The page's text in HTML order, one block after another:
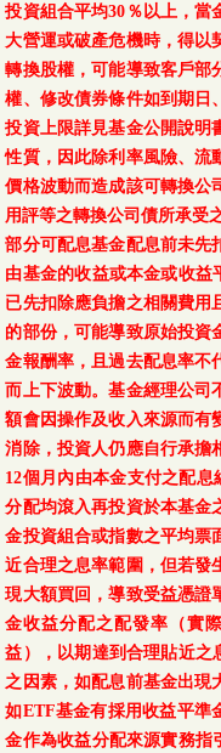
投資組合平均30％以上，當
大營運或破產危機時，得以
轉換股權，可能導致客戶部
權、修改債券條件如到期日
投資上限詳見基金公開說明
性質，因此除利率風險、流
價格波動而造成該可轉換公
用評等之轉換公司債所承受
部分可配息基金配息前未先
由基金的收益或本金或收益
已先扣除應負擔之相關費用
的部份，可能導致原始投資
金報酬率，且過去配息率不
而上下波動。基金經理公司
額會因操作及收入來源而有
消除，投資人仍應自行承擔
12個月內由本金支付之配
分配均滾入再投資於本基金
金投資組合或指數之平均票
近合理之息率範圍，但若發
現大額買回，導致受益憑證
金收益分配之配發率（實
益），以期達到合理貼近之
之因素，如配息前基金出現
如ETF基金有採用收益平準
金作為收益分配來源實務指